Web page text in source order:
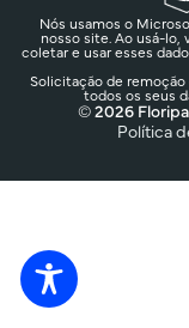
Nós usamos o
nosso site. Ao usá-
coletar e usar esses
Solicitação de
todos os seus
© 2026
Política